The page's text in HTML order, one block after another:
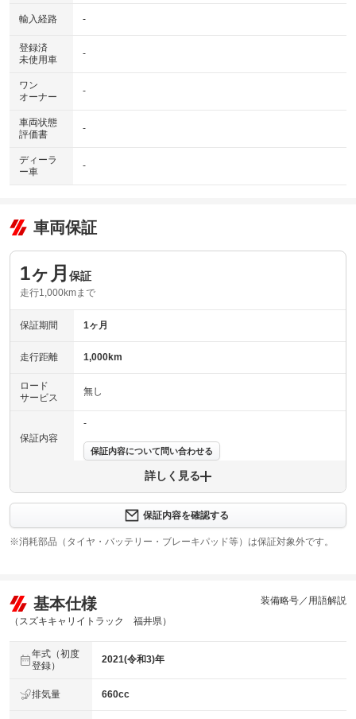
輸入経路 -
登録済
未使用車
-
ワン
オーナー
-
車両状態
評価書
-
ディーラ
ー車
-
車両保証
1ヶ月 保証
走行1,000kmまで
保証期間 1ヶ月
走行距離 1,000km
ロード
サービス
無し
保証内容
-
保証内容について問い合わせる
上限金額
保証修理
受付先
-
法定整備
※車検なし・車検整備付の場合は法定24ヶ月点検整備付
法定整備
詳しく見る
保証内容を確認する
※消耗部品（タイヤ・バッテリー・ブレーキパッド等）は保証対象外です。
基本仕様
（スズキキャリイトラック 福井県）
装備略号／用語解説
年式（初度
登録）
2021(令和3)年
排気量 660cc